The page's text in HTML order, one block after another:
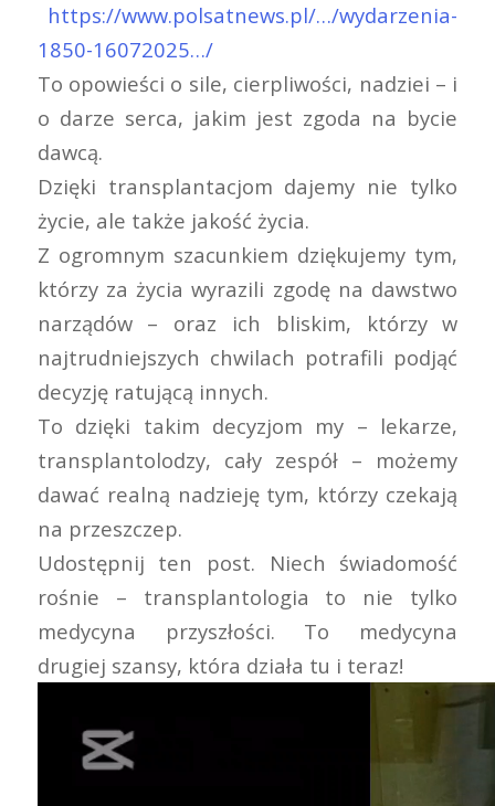
https://www.polsatnews.pl/…/wydarzenia-
1850-16072025…/
To opowieści o sile, cierpliwości, nadziei – i
o darze serca, jakim jest zgoda na bycie
dawcą.
Dzięki transplantacjom dajemy nie tylko
życie, ale także jakość życia.
Z ogromnym szacunkiem dziękujemy tym,
którzy za życia wyrazili zgodę na dawstwo
narządów – oraz ich bliskim, którzy w
najtrudniejszych chwilach potrafili podjąć
decyzję ratującą innych.
To dzięki takim decyzjom my – lekarze,
transplantolodzy, cały zespół – możemy
dawać realną nadzieję tym, którzy czekają
na przeszczep.
Udostępnij ten post. Niech świadomość
rośnie – transplantologia to nie tylko
medycyna przyszłości. To medycyna
drugiej szansy, która działa tu i teraz!